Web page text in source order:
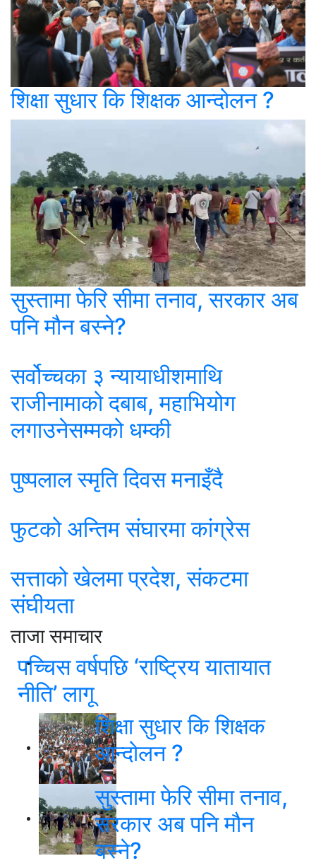
शिक्षा सुधार कि शिक्षक आन्दोलन ?
सुस्तामा फेरि सीमा तनाव, सरकार अब
पनि मौन बस्ने?
सर्वोच्चका ३ न्यायाधीशमाथि
राजीनामाको दबाब, महाभियोग
लगाउनेसम्मको धम्की
पुष्पलाल स्मृति दिवस मनाइँदै
फुटको अन्तिम संघारमा कांग्रेस
सत्ताको खेलमा प्रदेश, संकटमा
संघीयता
ताजा समाचार
पच्चिस वर्षपछि ‘राष्ट्रिय यातायात
नीति’ लागू
शिक्षा सुधार कि शिक्षक
आन्दोलन ?
सुस्तामा फेरि सीमा तनाव,
सरकार अब पनि मौन
बस्ने?